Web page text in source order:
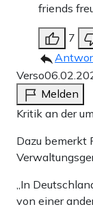
friends
7
Verso
Melden
Kritik an der
Dazu bemerkt
„In
von einer